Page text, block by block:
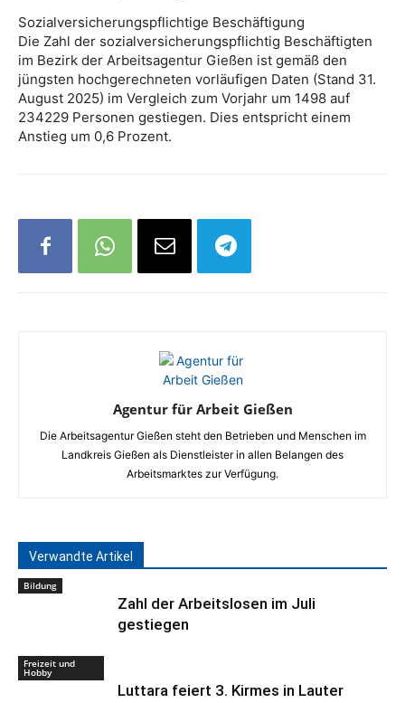
Sozialversicherungspflichtige Beschäftigung
Die Zahl der sozialversicherungspflichtig Beschäftigten
im Bezirk der Arbeitsagentur Gießen ist gemäß den
jüngsten hochgerechneten vorläufigen Daten (Stand 31.
August 2025) im Vergleich zum Vorjahr um 1498 auf
234229 Personen gestiegen. Dies entspricht einem
Anstieg um 0,6 Prozent.
Agentur für Arbeit Gießen
Die Arbeitsagentur Gießen steht den Betrieben und Menschen im
Landkreis Gießen als Dienstleister in allen Belangen des
Arbeitsmarktes zur Verfügung.
Verwandte Artikel
Bildung
Zahl der Arbeitslosen im Juli
gestiegen
Freizeit und
Hobby
Luttara feiert 3. Kirmes in Lauter